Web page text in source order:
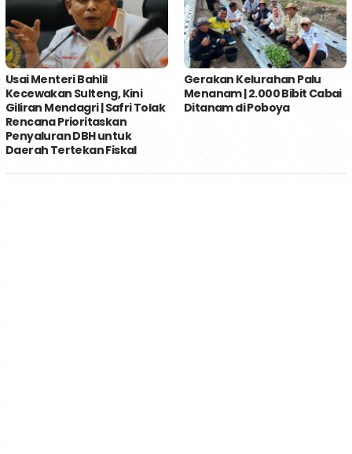
Usai Menteri Bahlil
Kecewakan Sulteng, Kini
Giliran Mendagri | Safri Tolak
Rencana Prioritaskan
Penyaluran DBH untuk
Daerah Tertekan Fiskal
Gerakan Kelurahan Palu
Menanam | 2.000 Bibit Cabai
Ditanam di Poboya